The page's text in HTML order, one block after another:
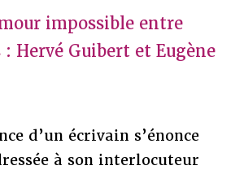
impossible entre
Hervé Guibert et Eugène
d’un écrivain s’énonce
à son interlocuteur